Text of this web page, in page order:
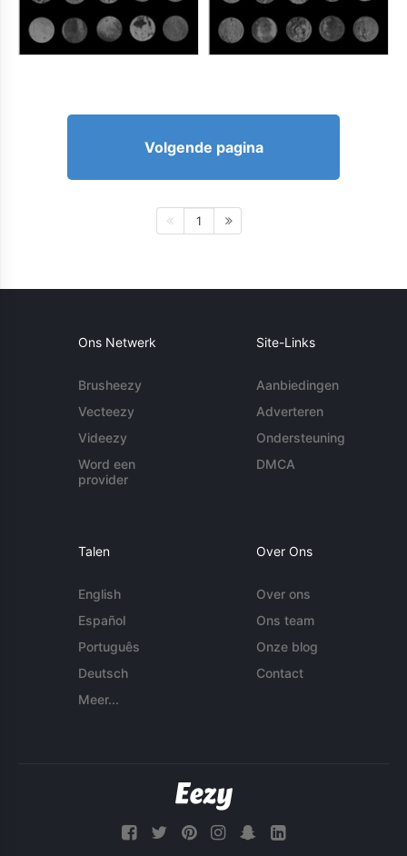
Volgende pagina
1
Ons Netwerk
Brusheezy
Vecteezy
Videezy
Word een
provider
Site-Links
Aanbiedingen
Adverteren
Ondersteuning
DMCA
Talen
English
Español
Português
Deutsch
Meer...
Over Ons
Over ons
Ons team
Onze blog
Contact